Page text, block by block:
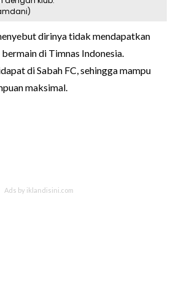
dirinya tidak mendapatkan
di Timnas Indonesia.
di Sabah FC, sehingga mampu
maksimal.